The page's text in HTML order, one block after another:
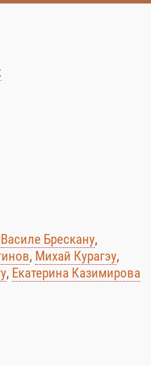
Василе Брескану,
, Михай Курагэу,
, Екатерина Казимирова